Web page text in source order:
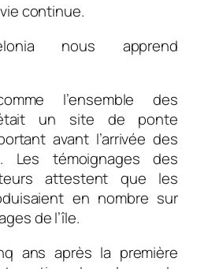
vie continue.
nous apprend
l’ensemble des
était un site de ponte
avant l’arrivée des
Les témoignages des
attestent que les
en nombre sur
de l’île.
ans après la première